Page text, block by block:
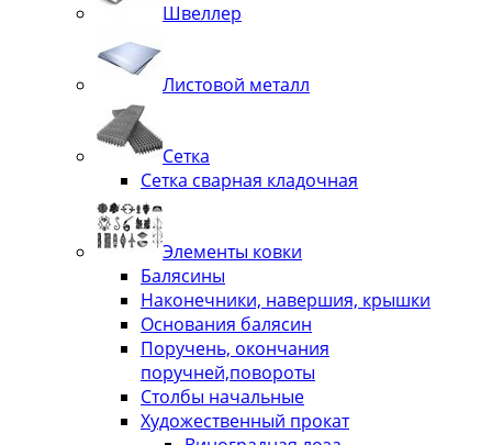
Швеллер
Листовой металл
Сетка
Сетка сварная кладочная
Элементы ковки
Балясины
Наконечники, навершия, крышки
Основания балясин
Поручень, окончания
поручней,повороты
Столбы начальные
Художественный прокат